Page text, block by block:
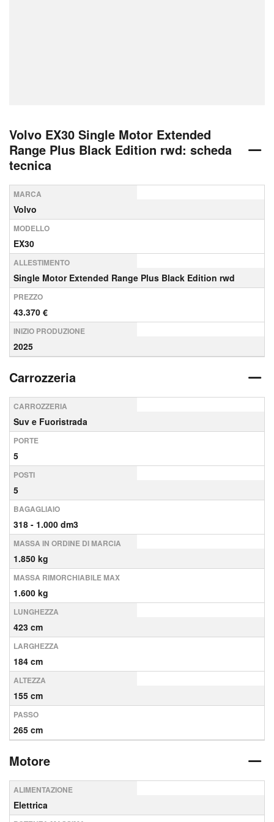
Volvo EX30 Single Motor Extended
Range Plus Black Edition rwd: scheda
tecnica
MARCA
Volvo
MODELLO
EX30
ALLESTIMENTO
Single Motor Extended Range Plus Black Edition rwd
PREZZO
43.370 €
INIZIO PRODUZIONE
2025
Carrozzeria
CARROZZERIA
Suv e Fuoristrada
PORTE
5
POSTI
5
BAGAGLIAIO
318 - 1.000 dm3
MASSA IN ORDINE DI MARCIA
1.850 kg
MASSA RIMORCHIABILE MAX
1.600 kg
LUNGHEZZA
423 cm
LARGHEZZA
184 cm
ALTEZZA
155 cm
PASSO
265 cm
Motore
ALIMENTAZIONE
Elettrica